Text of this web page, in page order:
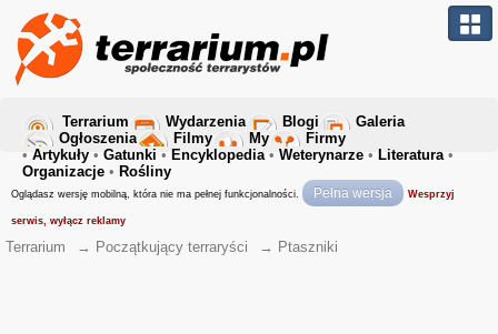
Terrarium Wydarzenia Blogi
Galeria
Ogłoszenia
Filmy My
Firmy
• Artykuły • Gatunki • Encyklopedia• Weterynarze • Literatura•
Organizacje • Rośliny
Oglądasz wersję mobilną, która nie ma pełnej funkcjonalności. Pełna wersja Wesprzyj
serwis, wyłącz reklamy
Terrarium → Początkujący terraryści → Ptaszniki